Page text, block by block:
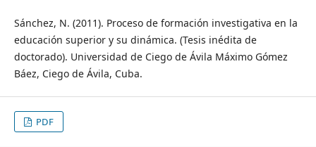
Sánchez, N. (2011). Proceso de formación investigativa en la
educación superior y su dinámica. (Tesis inédita de
doctorado). Universidad de Ciego de Ávila Máximo Gómez
Báez, Ciego de Ávila, Cuba.
PDF